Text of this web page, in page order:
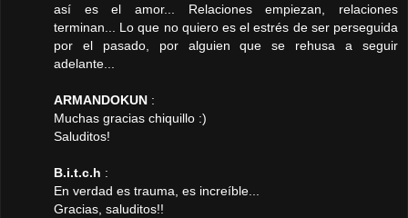
así es el amor... Relaciones empiezan, relaciones
terminan... Lo que no quiero es el estrés de ser perseguida
por el pasado, por alguien que se rehusa a seguir
adelante...
ARMANDOKUN :
Muchas gracias chiquillo :)
Saluditos!
B.i.t.c.h :
En verdad es trauma, es increíble...
Gracias, saluditos!!